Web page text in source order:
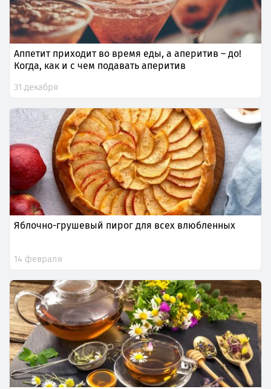
Аппетит приходит во время еды, а аперитив – до!
Когда, как и с чем подавать аперитив
31 декабря
Яблочно-грушевый пирог для всех влюбленных
14 февраля